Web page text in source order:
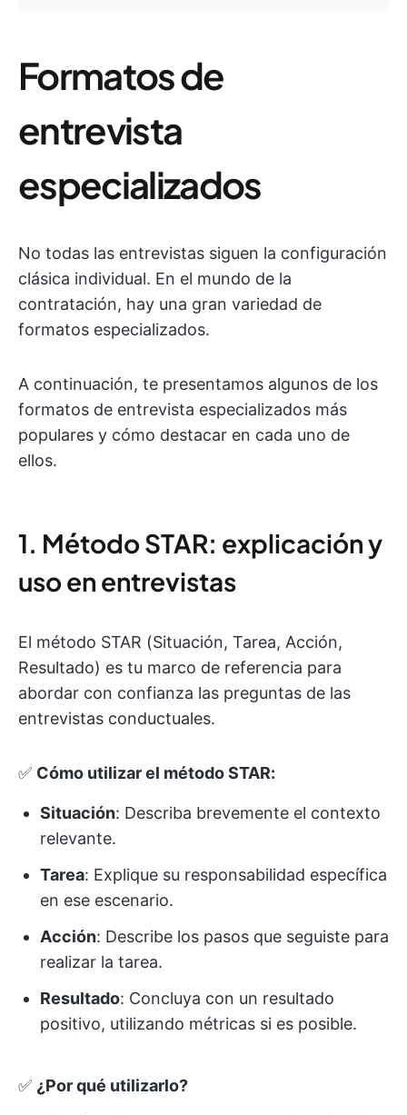
Formatos de
entrevista
especializados
No todas las entrevistas siguen la configuración
clásica individual. En el mundo de la
contratación, hay una gran variedad de
formatos especializados.
A continuación, te presentamos algunos de los
formatos de entrevista especializados más
populares y cómo destacar en cada uno de
ellos.
1. Método STAR: explicación y
uso en entrevistas
El método STAR (Situación, Tarea, Acción,
Resultado) es tu marco de referencia para
abordar con confianza las preguntas de las
entrevistas conductuales.
✅ Cómo utilizar el método STAR:
Situación: Describa brevemente el contexto
relevante.
Tarea: Explique su responsabilidad específica
en ese escenario.
Acción: Describe los pasos que seguiste para
realizar la tarea.
Resultado: Concluya con un resultado
positivo, utilizando métricas si es posible.
✅ ¿Por qué utilizarlo?